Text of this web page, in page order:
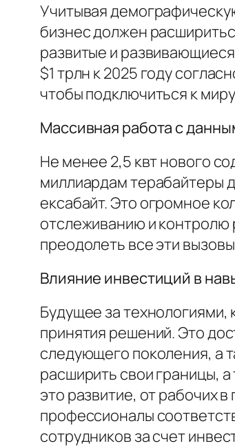
Учитывая
бизнес должен
развитые и
$1 трлн к 2025 году
чтобы подключиться к
Массивная работа с
Не менее 2,5 квт нового
миллиардам терабайтеры
ексабайт. Это огромное
отслеживанию и контролю
преодолеть все эти
Влияние инвестиций в
Будущее за
принятия решений. Это
следующего поколения, а
расширить свои границы,
это развитие, от рабочих
профессионалы
сотрудников за счет